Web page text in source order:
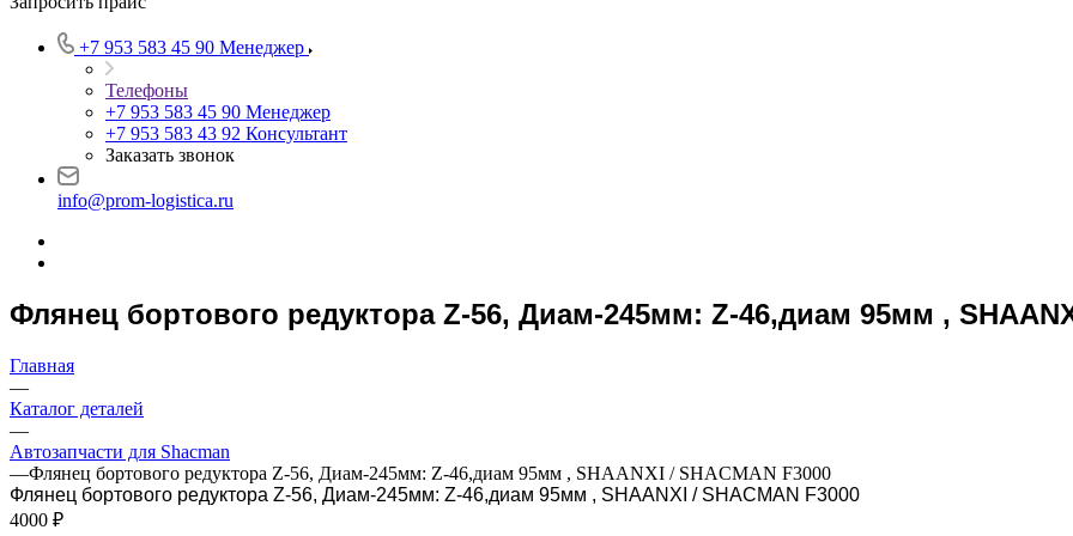
+7 953 583 45 90 Менеджер
Телефоны
+7 953 583 45 90 Менеджер
+7 953 583 43 92 Консультант
Заказать звонок
info@prom-logistica.ru
Флянец бортового редуктора Z-56, Диам-245мм: Z-46,диам 95мм ,
Главная
—
Каталог деталей
—
Автозапчасти для Shacman
—Флянец бортового редуктора Z-56, Диам-245мм: Z-46,диам 95мм , SHAANXI / SHACMAN F3000
Флянец бортового редуктора Z-56, Диам-245мм: Z-46,диам 95мм , SHAANXI / SHACMAN F3000
4000 ₽